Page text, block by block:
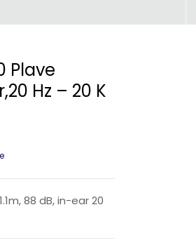
Plave
Hz – 20 K
88 dB, in-ear 20